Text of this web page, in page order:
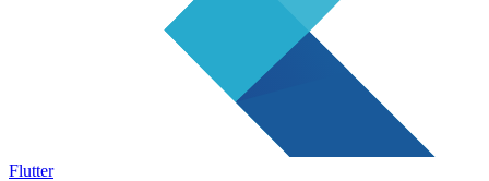
Flutter